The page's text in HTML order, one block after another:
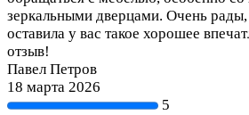
зеркальными дверцами. Очень рады,
оставила у вас такое хорошее
отзыв!
Павел Петров
18 марта 2026
5